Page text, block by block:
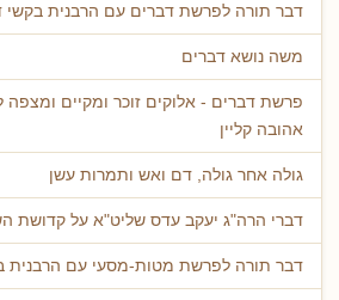
דבר תורה לפרשת דברים עם הרבנית בקשי
משה נושא דברים
פרשת דברים - אלוקים זוכר ומקיים ומצפה
אהובה קליין
גולה אחר גולה, דם ואש ותמרות עשן
דברי הרה"ג יעקב עדס שליט"א על קדושת
דבר תורה לפרשת מטות-מסעי עם הרבנית